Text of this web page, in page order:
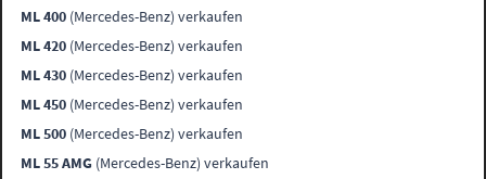
ML 400 (Mercedes-Benz) verkaufen
ML 420 (Mercedes-Benz) verkaufen
ML 430 (Mercedes-Benz) verkaufen
ML 450 (Mercedes-Benz) verkaufen
ML 500 (Mercedes-Benz) verkaufen
ML 55 AMG (Mercedes-Benz) verkaufen